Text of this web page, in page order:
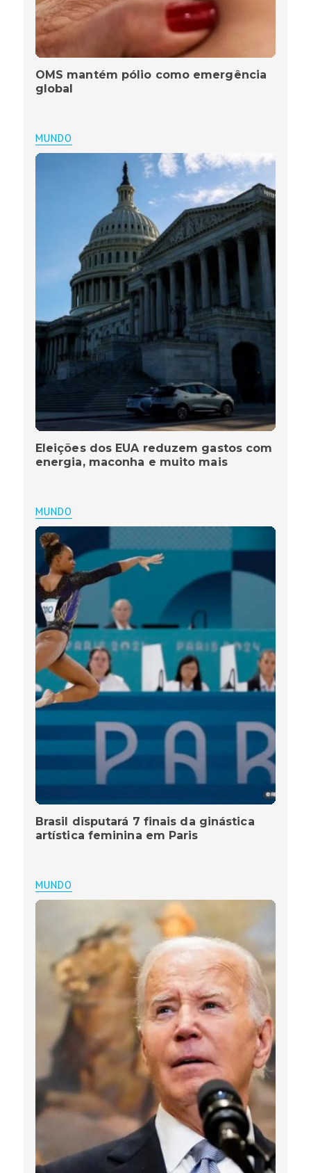
OMS mantém pólio como emergência
global
MUNDO
Eleições dos EUA reduzem gastos com
energia, maconha e muito mais
MUNDO
Brasil disputará 7 finais da ginástica
artística feminina em Paris
MUNDO